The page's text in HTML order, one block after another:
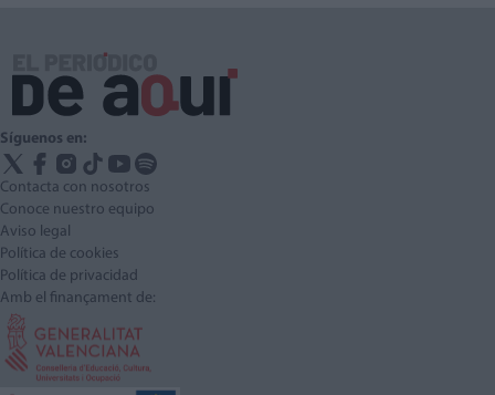
Síguenos en:
Contacta con nosotros
Conoce nuestro equipo
Aviso legal
Política de cookies
Política de privacidad
Amb el finançament de: